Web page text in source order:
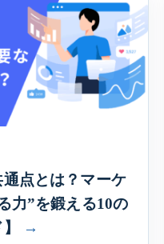
点とは？マーケ
力”を鍛える10の